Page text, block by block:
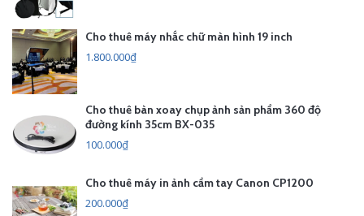
Cho thuê máy nhắc chữ màn hình 19 inch
1.800.000₫
Cho thuê bàn xoay chụp ảnh sản phẩm 360 độ
đường kính 35cm BX-035
100.000₫
Cho thuê máy in ảnh cầm tay Canon CP1200
200.000₫